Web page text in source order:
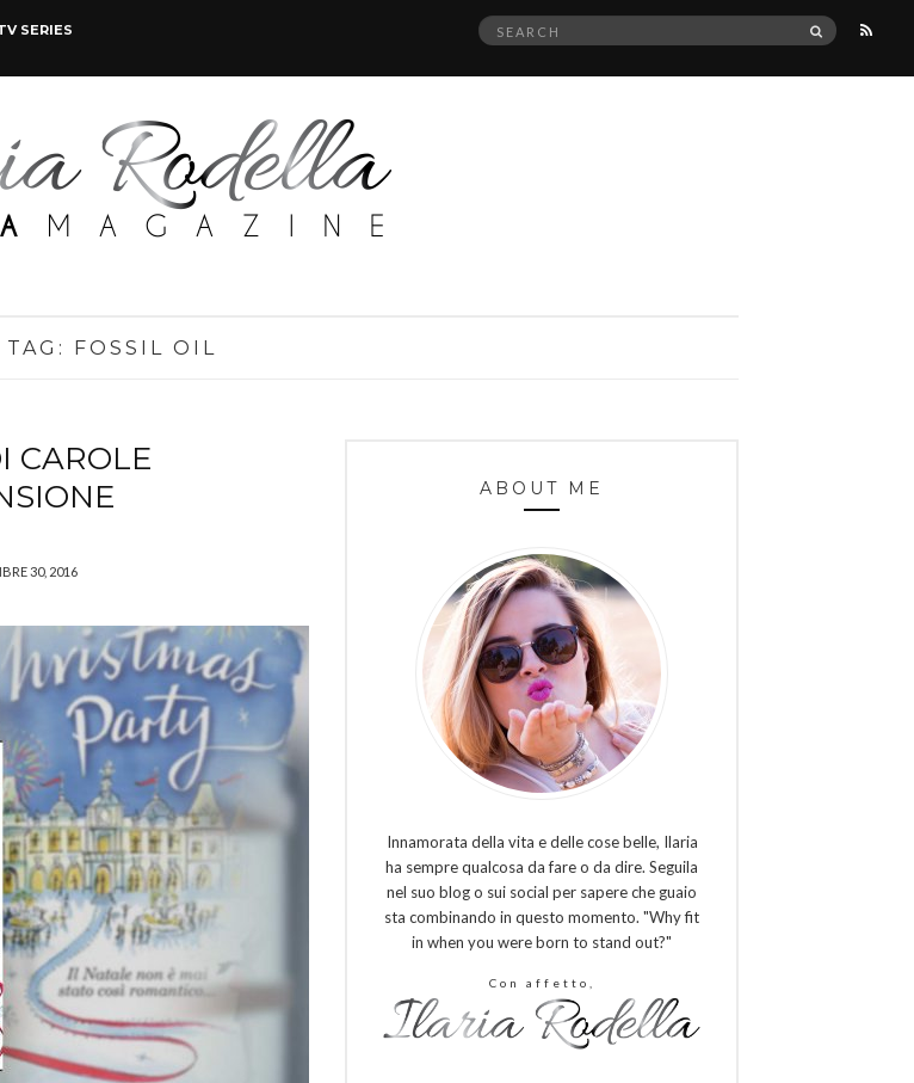
SERIES
Search
SEARCH
TAG: FOSSIL OIL
CAROLE
30, 2016
ABOUT ME
Innamorata della vita e delle cose belle, Ilaria
ha sempre qualcosa da fare o da dire. Seguila
nel suo blog o sui social per sapere che guaio
sta combinando in questo momento. "Why fit
in when you were born to stand out?"
Con affetto,